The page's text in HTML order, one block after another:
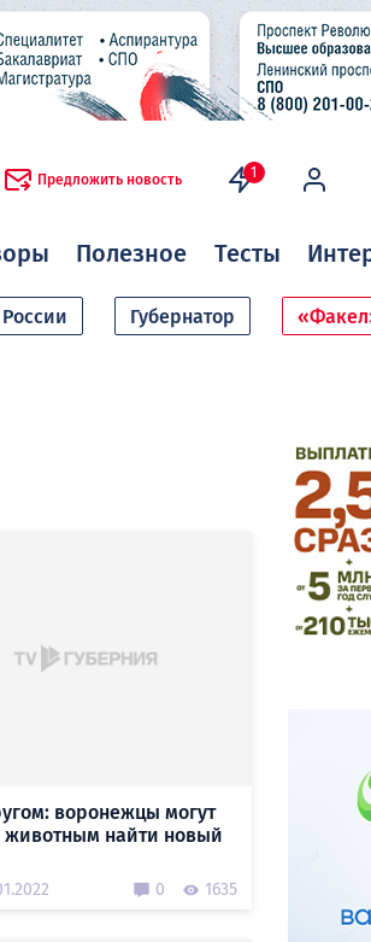
Предложить новость 1
Полезное Тесты
Губернатор
воронежцы могут
животным найти новый
0 1635